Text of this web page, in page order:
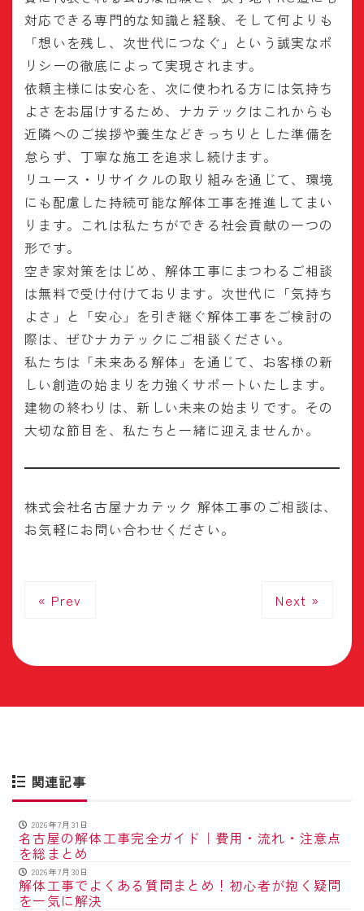
対応できる専門的な知識と経験、そして何よりも
「想いを残し、次世代につなぐ」という誠実なポ
リシーの徹底によって実現されます。
依頼主様には安心を、次に使われる方には気持ち
よさをお届けするため、ナカテックはこれからも
近隣へのご挨拶や養生などきっちりとした準備を
怠らず、丁寧な施工を追求し続けます。
リユース・リサイクルの取り組みを通じて、環境
にも配慮した持続可能な解体工事を推進してまい
ります。これは私たちができる社会貢献の一つの
形です。
空き家対策をはじめ、解体工事にまつわるご相談
は無料で受け付けております。次世代に「気持ち
よさ」と「安心」を引き継ぐ解体工事をご検討の
際は、ぜひナカテックにご相談ください。
私たちは「未来ある解体」を通じて、お客様の新
しい創造の始まりを力強くサポートいたします。
建物の終わりは、新しい未来の始まりです。その
大切な節目を、私たちと一緒に迎えませんか。
株式会社名古屋ナカテック 解体工事のご相談は、
お気軽にお問い合わせください。
« Prev Next »
関連記事
2026年7月31日
名古屋の解体工事完全ガイド｜費用・流れ・注意点
を総まとめ
2026年7月30日
解体工事でよくある質問まとめ！初心者が抱く疑問
を一気に解決